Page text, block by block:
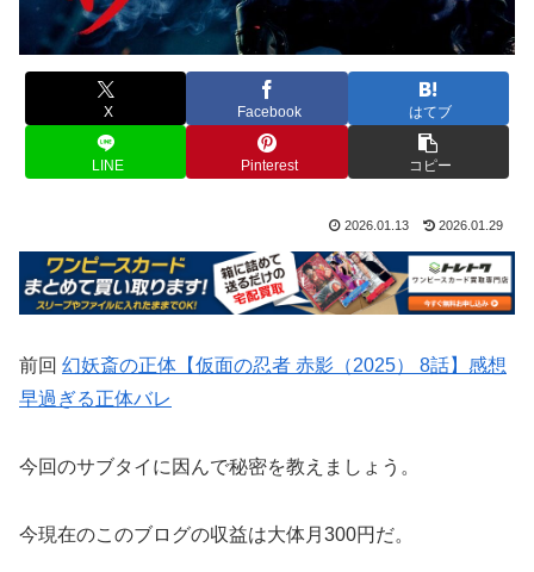
X Facebook はてブ
LINE Pinterest コピー
2026.01.13 2026.01.29
前回 幻妖斎の正体【仮面の忍者 赤影（2025） 8話】感想
早過ぎる正体バレ
今回のサブタイに因んで秘密を教えましょう。
今現在のこのブログの収益は大体月300円だ。